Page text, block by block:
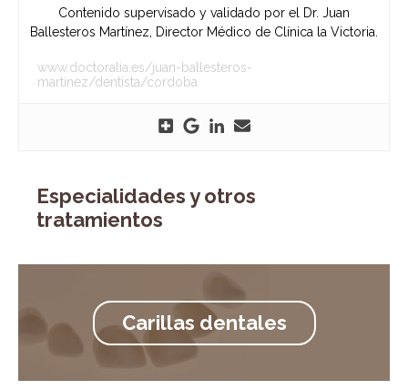
Contenido supervisado y validado por el Dr. Juan
Ballesteros Martínez, Director Médico de Clínica la Victoria.
www.doctoralia.es/juan-ballesteros-
martinez/dentista/cordoba
Especialidades y otros
tratamientos
Carillas dentales